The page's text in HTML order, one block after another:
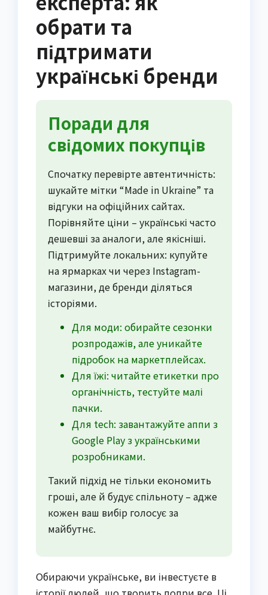
обрати та
підтримати
українські бренди
Поради для
свідомих покупців
Спочатку перевірте автентичність:
шукайте мітки “Made in Ukraine” та
відгуки на офіційних сайтах.
Порівняйте ціни – українські часто
дешевші за аналоги, але якісніші.
Підтримуйте локальних: купуйте
на ярмарках чи через Instagram-
магазини, де бренди діляться
історіями.
Для моди: обирайте сезонки
розпродажів, але уникайте
підробок на маркетплейсах.
Для їжі: читайте етикетки про
органічність, тестуйте малі
пачки.
Для tech: завантажуйте аппи з
Google Play з українськими
розробниками.
Такий підхід не тільки економить
гроші, але й будує спільноту – адже
кожен ваш вибір голосує за
майбутнє.
Обираючи українське, ви інвестуєте в